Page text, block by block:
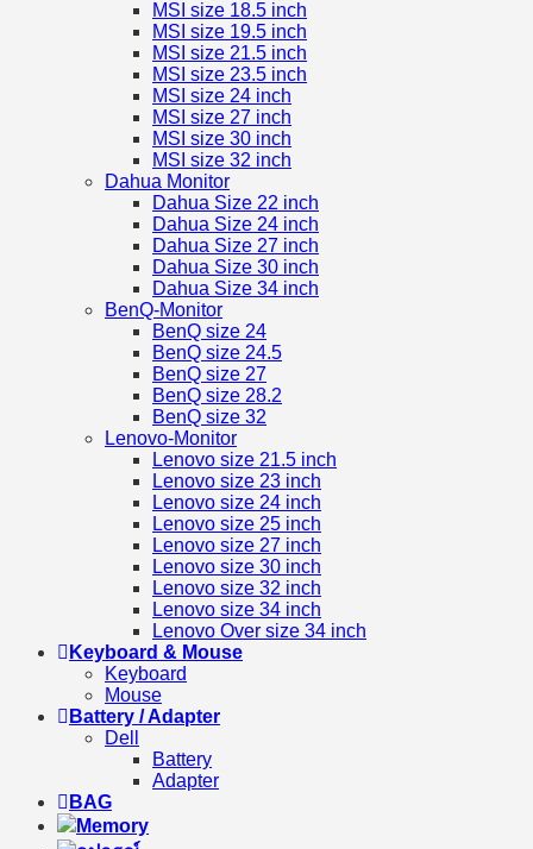
MSI size 18.5 inch
MSI size 19.5 inch
MSI size 21.5 inch
MSI size 23.5 inch
MSI size 24 inch
MSI size 27 inch
MSI size 30 inch
MSI size 32 inch
Dahua Monitor
Dahua Size 22 inch
Dahua Size 24 inch
Dahua Size 27 inch
Dahua Size 30 inch
Dahua Size 34 inch
BenQ-Monitor
BenQ size 24
BenQ size 24.5
BenQ size 27
BenQ size 28.2
BenQ size 32
Lenovo-Monitor
Lenovo size 21.5 inch
Lenovo size 23 inch
Lenovo size 24 inch
Lenovo size 25 inch
Lenovo size 27 inch
Lenovo size 30 inch
Lenovo size 32 inch
Lenovo size 34 inch
Lenovo Over size 34 inch
Keyboard & Mouse
Keyboard
Mouse
Battery / Adapter
Dell
Battery
Adapter
BAG
Memory